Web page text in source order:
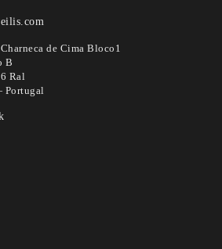
de Cima Bloco1
B
Ral